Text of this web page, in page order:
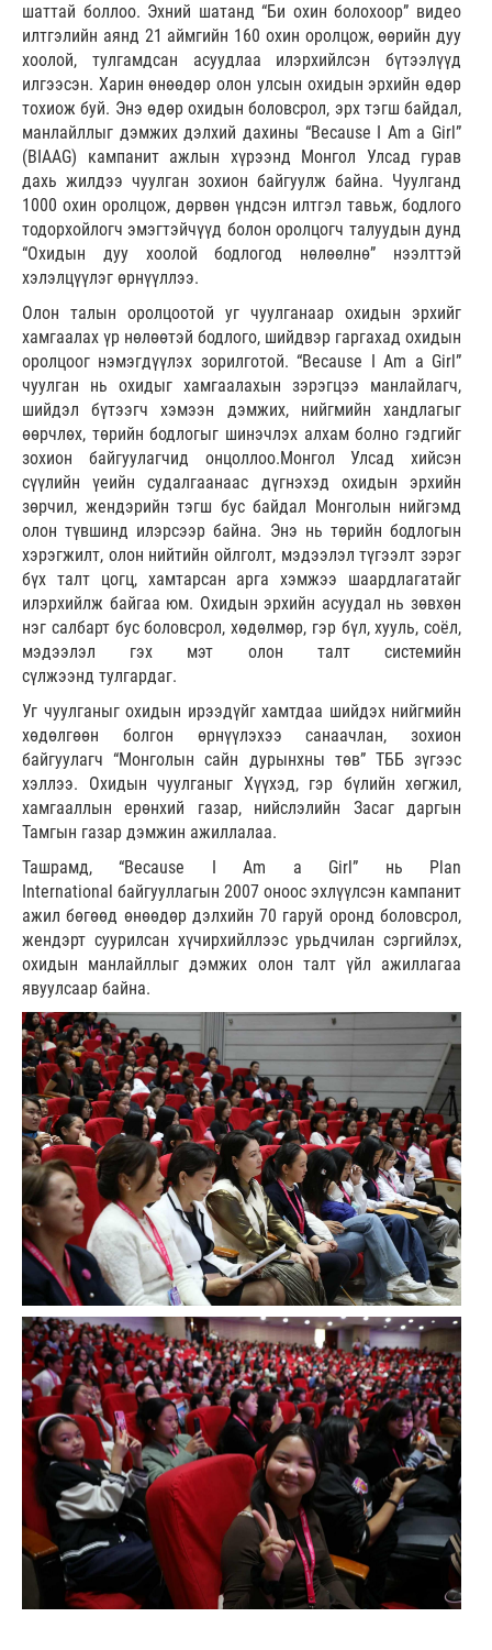
шаттай боллоо. Эхний шатанд “Би охин болохоор” видео
илтгэлийн аянд 21 аймгийн 160 охин оролцож, өөрийн дуу
хоолой, тулгамдсан асуудлаа илэрхийлсэн бүтээлүүд
илгээсэн. Харин өнөөдөр олон улсын охидын эрхийн өдөр
тохиож буй. Энэ өдөр охидын боловсрол, эрх тэгш байдал,
манлайллыг дэмжих дэлхий дахины “Because I Am a Girl”
(BIAAG) кампанит ажлын хүрээнд Монгол Улсад гурав
дахь жилдээ чуулган зохион байгуулж байна. Чуулганд
1000 охин оролцож, дөрвөн үндсэн илтгэл тавьж, бодлого
тодорхойлогч эмэгтэйчүүд болон оролцогч талуудын дунд
“Охидын дуу хоолой бодлогод нөлөөлнө” нээлттэй
хэлэлцүүлэг өрнүүллээ.
Олон талын оролцоотой уг чуулганаар охидын эрхийг
хамгаалах үр нөлөөтэй бодлого, шийдвэр гаргахад охидын
оролцоог нэмэгдүүлэх зорилготой. “Because I Am a Girl”
чуулган нь охидыг хамгаалахын зэрэгцээ манлайлагч,
шийдэл бүтээгч хэмээн дэмжих, нийгмийн хандлагыг
өөрчлөх, төрийн бодлогыг шинэчлэх алхам болно гэдгийг
зохион байгуулагчид онцоллоо.Монгол Улсад хийсэн
сүүлийн үеийн судалгаанаас дүгнэхэд охидын эрхийн
зөрчил, жендэрийн тэгш бус байдал Монголын нийгэмд
олон түвшинд илэрсээр байна. Энэ нь төрийн бодлогын
хэрэгжилт, олон нийтийн ойлголт, мэдээлэл түгээлт зэрэг
бүх талт цогц, хамтарсан арга хэмжээ шаардлагатайг
илэрхийлж байгаа юм. Охидын эрхийн асуудал нь зөвхөн
нэг салбарт бус боловсрол, хөдөлмөр, гэр бүл, хууль, соёл,
мэдээлэл гэх мэт олон талт системийн
сүлжээнд тулгардаг.
Уг чуулганыг охидын ирээдүйг хамтдаа шийдэх нийгмийн
хөдөлгөөн болгон өрнүүлэхээ санаачлан, зохион
байгуулагч “Монголын сайн дурынхны төв” ТББ зүгээс
хэллээ. Охидын чуулганыг Хүүхэд, гэр бүлийн хөгжил,
хамгааллын ерөнхий газар, нийслэлийн Засаг даргын
Тамгын газар дэмжин ажиллалаа.
Ташрамд, “Because I Am a Girl” нь Plan
International байгууллагын 2007 оноос эхлүүлсэн кампанит
ажил бөгөөд өнөөдөр дэлхийн 70 гаруй оронд боловсрол,
жендэрт суурилсан хүчирхийллээс урьдчилан сэргийлэх,
охидын манлайллыг дэмжих олон талт үйл ажиллагаа
явуулсаар байна.